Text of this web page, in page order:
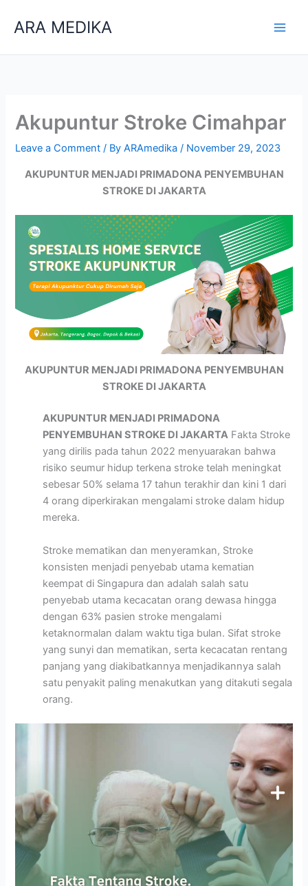
ARA MEDIKA
Akupuntur Stroke Cimahpar
Leave a Comment / ByARAmedika/ November 29, 2023
AKUPUNTUR MENJADI PRIMADONA PENYEMBUHAN
STROKE DI JAKARTA
AKUPUNTUR MENJADI PRIMADONA PENYEMBUHAN
STROKE DI JAKARTA
AKUPUNTUR MENJADI PRIMADONA
PENYEMBUHAN STROKE DI JAKARTA Fakta Stroke
yang dirilis pada tahun 2022 menyuarakan bahwa
risiko seumur hidup terkena stroke telah meningkat
sebesar 50% selama 17 tahun terakhir dan kini 1 dari
4 orang diperkirakan mengalami stroke dalam hidup
mereka.
Stroke mematikan dan menyeramkan, Stroke
konsisten menjadi penyebab utama kematian
keempat di Singapura dan adalah salah satu
penyebab utama kecacatan orang dewasa hingga
dengan 63% pasien stroke mengalami
ketaknormalan dalam waktu tiga bulan. Sifat stroke
yang sunyi dan mematikan, serta kecacatan rentang
panjang yang diakibatkannya menjadikannya salah
satu penyakit paling menakutkan yang ditakuti segala
orang.